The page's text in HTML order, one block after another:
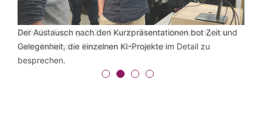
AI@OST-Tagung 2023: Eine KI erkennt die Haltung von
vorbeilaufenden Personen automatisch.
Der Austausch nach den Kurzpräsentationen bot Zeit und
Gelegenheit, die einzelnen KI-Projekte im Detail zu
besprechen.
Ein autonomes KI-Boot im Fokus der Teilnehmenden.
Die AI@OST-Tagung 2023